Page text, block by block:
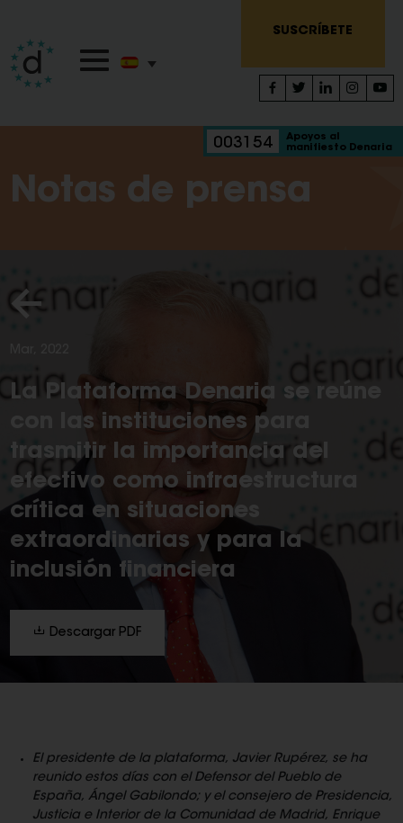
SUSCRÍBETE
003154
Apoyos al
manifiesto Denaria
Notas de prensa
La Plataforma Denaria se reúne
con las instituciones para
trasmitir la importancia del
efectivo como infraestructura
crítica en situaciones
extraordinarias y para la
inclusión financiera
Descargar PDF
El presidente de la plataforma, Javier Rupérez, se ha
reunido estos días con el Defensor del Pueblo de
España, Ángel Gabilondo; y el consejero de Presidencia,
Justicia e Interior de la Comunidad de Madrid, Enrique